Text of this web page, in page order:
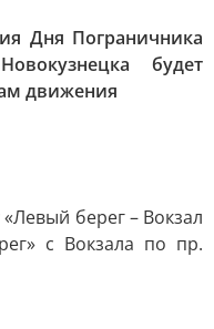
Дня Пограничника
будет
движения
берег – Вокзал
с Вокзала по пр.